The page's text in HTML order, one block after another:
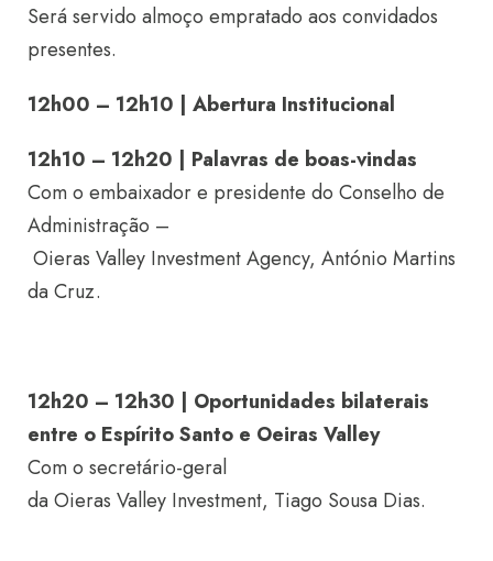
Será servido almoço empratado aos convidados
presentes.
12h00 – 12h10 | Abertura Institucional
12h10 – 12h20 | Palavras de boas-vindas
Com o embaixador e presidente do Conselho de
Administração –
Oieras Valley Investment Agency, António Martins
da Cruz.
12h20 – 12h30 | Oportunidades bilaterais
entre o Espírito Santo e Oeiras Valley
Com o secretário-geral
da Oieras Valley Investment, Tiago Sousa Dias.